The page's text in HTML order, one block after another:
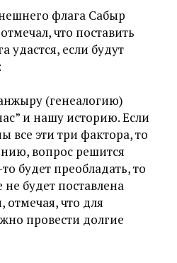
флага Сабыр
что поставить
удастся, если будут
(генеалогию)
и нашу историю. Если
все эти три фактора, то
вопрос решится
будет преобладать, то
не будет поставлена
отмечая, что для
провести долгие